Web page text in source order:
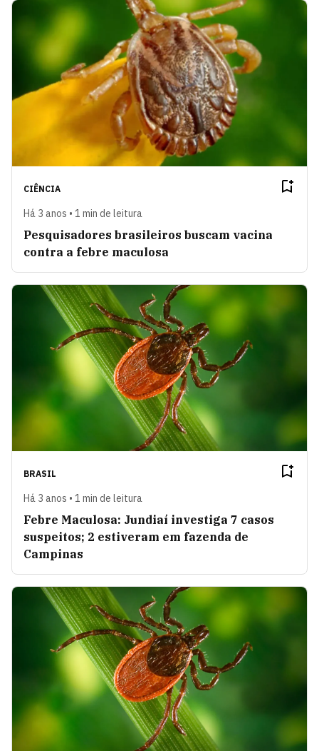
CIÊNCIA
Há 3 anos • 1 min de leitura
Pesquisadores brasileiros buscam vacina
contra a febre maculosa
BRASIL
Há 3 anos • 1 min de leitura
Febre Maculosa: Jundiaí investiga 7 casos
suspeitos; 2 estiveram em fazenda de
Campinas